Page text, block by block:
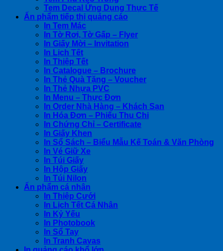
Tem Decal Ứng Dụng Thực Tế
Ấn phẩm tiếp thị quảng cáo
In Tem Mác
In Tờ Rơi, Tờ Gấp – Flyer
In Giấy Mời – Invitation
In Lịch Tết
In Thiệp Tết
In Catalogue – Brochure
In Thẻ Quà Tặng – Voucher
In Thẻ Nhựa PVC
In Menu – Thực Đơn
In Order Nhà Hàng – Khách Sạn
In Hóa Đơn – Phiếu Thu Chi
In Chứng Chỉ – Certificate
In Giấy Khen
In Sổ Sách – Biểu Mẫu Kế Toán & Văn Phòng
In Vé Giữ Xe
In Túi Giấy
In Hộp Giấy
In Túi Nilon
Ấn phẩm cá nhân
In Thiệp Cưới
In Lịch Tết Cá Nhân
In Kỷ Yếu
In Photobook
In Sổ Tay
In Tranh Cavas